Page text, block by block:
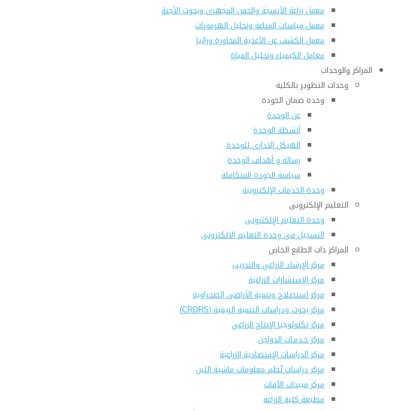
معمل زراعة الأنسجة والحقن المجهرى وبحوث الأجنة
معمل قياسات المناعة وتحليل الهرمونات
معمل الكشف عن الأغذية المحاورة وراثيا
معامل الكيمياء وتحليل المياة
المراكز والوحدات
وحدات التطوير بالكلية
وحدة ضمان الجودة
عن الوحدة
أنشطة الوحدة
الهيكل الادارى للوحدة
رسالة و أهداف الوحدة
سياسة الجودة المتكاملة
وحدة الخدمات الإلكترونية
التعليم الإلكترونى
وحدة التعليم الإلكترونى
التسجيل فى وحدة التعليم الالكترونى
المراكز ذات الطابع الخاص
مركز الإرشاد الزراعي والتدريب
مركز الإستشارات الزراعية
مركز إستصلاح وتنمية الأراضى الصحراوية
مركز بحوث ودراسات التنمية الريفية (CRDRS)
مركز تكنولوجيا الإنتاج الزراعي
مركز خـدمـات الدواجن
مركز الدراسات الإقتصادية الزراعية
مركز دراسات نُظم معلومات ماشية اللبن
مركز مبيدات الآفات
مطبعة كلية الزراعة